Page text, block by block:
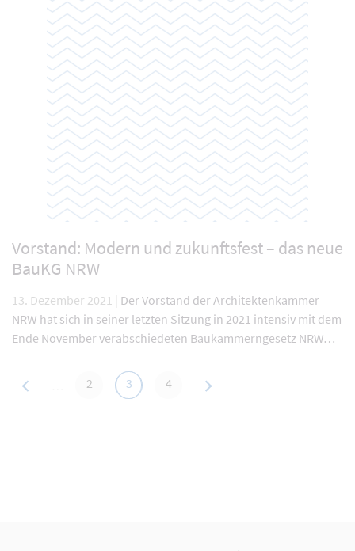
Vorstand: Modern und zukunftsfest – das neue
BauKG NRW
13. Dezember 2021 | Der Vorstand der Architektenkammer
NRW hat sich in seiner letzten Sitzung in 2021 intensiv mit dem
Ende November verabschiedeten Baukammerngesetz NRW…
vorherige 2 3 4 nächste